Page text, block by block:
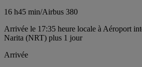
16 h45 min/Airbus 380
Arrivée le 17:35 heure locale à Aéroport
Narita (NRT) plus 1 jour
Arrivée